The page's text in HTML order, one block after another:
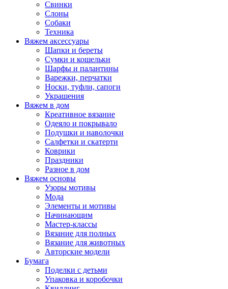
Свинки
Слоны
Собаки
Техника
Вяжем аксессуары
Шапки и береты
Сумки и кошельки
Шарфы и палантины
Варежки, перчатки
Носки, туфли, сапоги
Украшения
Вяжем в дом
Креативное вязание
Одеяло и покрывало
Подушки и наволочки
Салфетки и скатерти
Коврики
Праздники
Разное в дом
Вяжем основы
Узоры мотивы
Мода
Элементы и мотивы
Начинающим
Мастер-классы
Вязание для полных
Вязание для животных
Авторские модели
Бумага
Поделки с детьми
Упаковка и коробочки